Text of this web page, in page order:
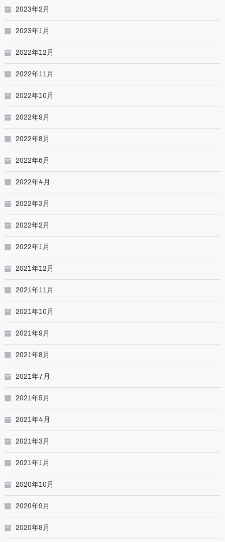
2023年2月
2023年1月
2022年12月
2022年11月
2022年10月
2022年9月
2022年8月
2022年6月
2022年4月
2022年3月
2022年2月
2022年1月
2021年12月
2021年11月
2021年10月
2021年9月
2021年8月
2021年7月
2021年5月
2021年4月
2021年3月
2021年1月
2020年10月
2020年9月
2020年8月